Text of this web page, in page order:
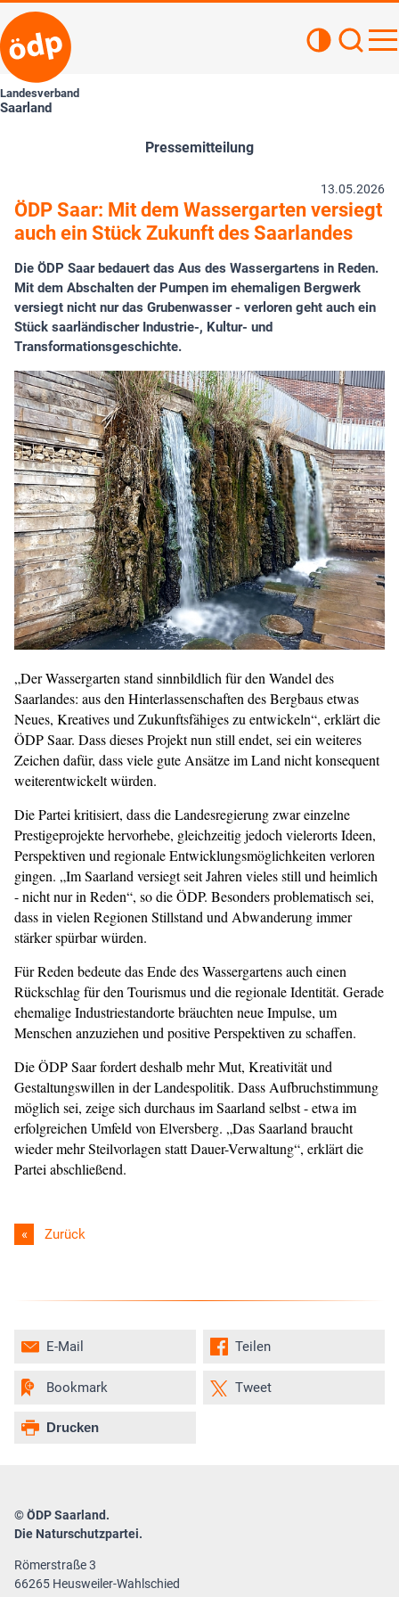
Landesverband
Saarland
Pressemitteilung
13.05.2026
ÖDP Saar: Mit dem Wassergarten versiegt
auch ein Stück Zukunft des Saarlandes
Die ÖDP Saar bedauert das Aus des Wassergartens in Reden.
Mit dem Abschalten der Pumpen im ehemaligen Bergwerk
versiegt nicht nur das Grubenwasser - verloren geht auch ein
Stück saarländischer Industrie-, Kultur- und
Transformationsgeschichte.
„Der Wassergarten stand sinnbildlich für den Wandel des
Saarlandes: aus den Hinterlassenschaften des Bergbaus etwas
Neues, Kreatives und Zukunftsfähiges zu entwickeln“, erklärt die
ÖDP Saar. Dass dieses Projekt nun still endet, sei ein weiteres
Zeichen dafür, dass viele gute Ansätze im Land nicht konsequent
weiterentwickelt würden.
DiePartei kritisiert, dass die Landesregierung zwar einzelne
Prestigeprojekte hervorhebe, gleichzeitig jedoch vielerorts Ideen,
Perspektiven und regionale Entwicklungsmöglichkeiten verloren
gingen. „Im Saarland versiegt seit Jahren vieles still und heimlich
-nicht nur in Reden“, so die ÖDP. Besonders problematisch sei,
dass in vielen Regionen Stillstand und Abwanderung immer
stärker spürbar würden.
Für Reden bedeute das Ende des Wassergartens auch einen
Rückschlag für den Tourismus und die regionale Identität. Gerade
ehemalige Industriestandorte bräuchten neue Impulse, um
Menschen anzuziehen und positive Perspektiven zu schaffen.
Die ÖDP Saar fordert deshalb mehr Mut, Kreativität und
Gestaltungswillen in der Landespolitik. Dass Aufbruchstimmung
möglich sei, zeige sich durchaus im Saarland selbst-etwa im
erfolgreichen Umfeld von Elversberg. „Das Saarland braucht
wieder mehr Steilvorlagen statt Dauer-Verwaltung“, erklärt die
Partei abschließend.
Zurück
Teilen
Tweet
E-Mail
Bookmark
Drucken
© ÖDP Saarland.
Die Naturschutzpartei.
Römerstraße 3
66265 Heusweiler-Wahlschied